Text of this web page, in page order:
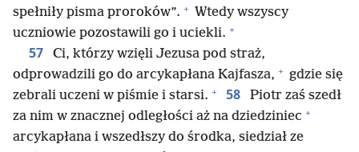
spełniły pisma proroków”. + Wtedy wszyscy
uczniowie pozostawili go i uciekli. +
57
Ci, którzy wzięli Jezusa pod straż,
odprowadzili go do arcykapłana Kajfasza, + gdzie się
zebrali uczeni w piśmie i starsi. + 58
Piotr zaś szedł
za nim w znacznej odległości aż na dziedziniec +
arcykapłana i wszedłszy do środka, siedział ze